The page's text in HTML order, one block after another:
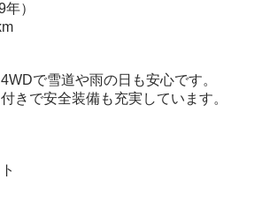
）
で雪道や雨の日も安心です。
きで安全装備も充実しています。